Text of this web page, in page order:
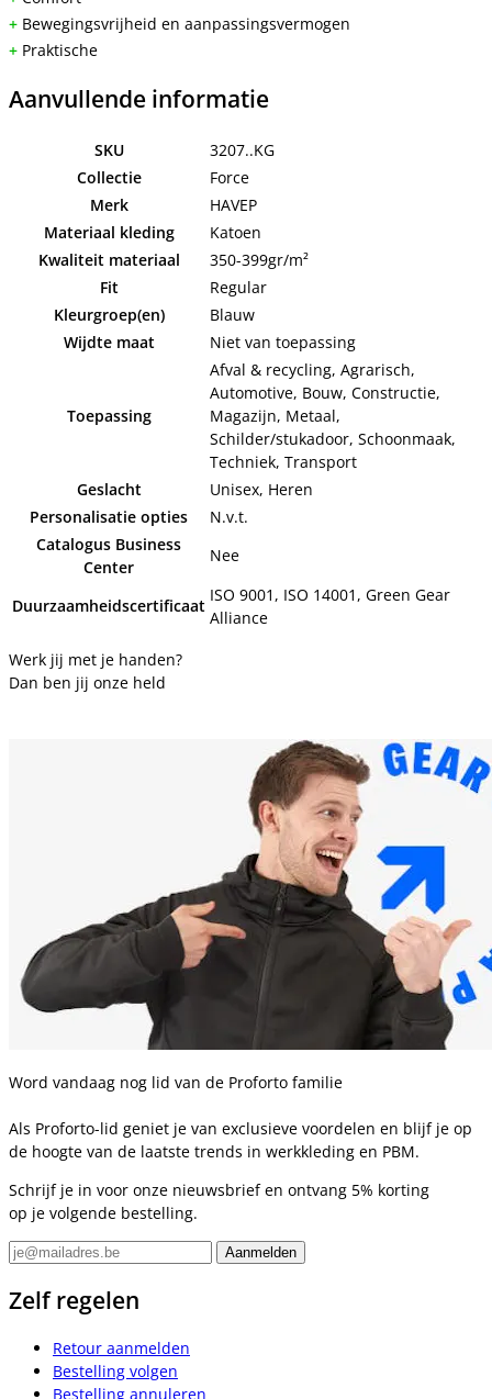
+ Bewegingsvrijheid en aanpassingsvermogen
+ Praktische
Aanvullende informatie
SKU
3207..KG
Collectie
Force
Merk
HAVEP
Materiaal kleding
Katoen
Kwaliteit materiaal
350-399gr/m²
Fit
Regular
Kleurgroep(en)
Blauw
Wijdte maat
Niet van toepassing
Toepassing
Afval & recycling, Agrarisch,
Automotive, Bouw, Constructie,
Magazijn, Metaal,
Schilder/stukadoor, Schoonmaak,
Techniek, Transport
Geslacht
Unisex, Heren
Personalisatie opties
N.v.t.
Catalogus Business
Center
Nee
Duurzaamheidscertificaat
ISO 9001, ISO 14001, Green Gear
Alliance
Werk jij met je handen?
Dan ben jij onze held
Word vandaag nog lid van de Proforto familie
Als Proforto-lid geniet je van exclusieve voordelen en blijf je op
de hoogte van de laatste trends in werkkleding en PBM.
Schrijf je in voor onze nieuwsbrief en ontvang 5% korting
op je volgende bestelling.
Zelf regelen
Retour aanmelden
Bestelling volgen
Bestelling annuleren